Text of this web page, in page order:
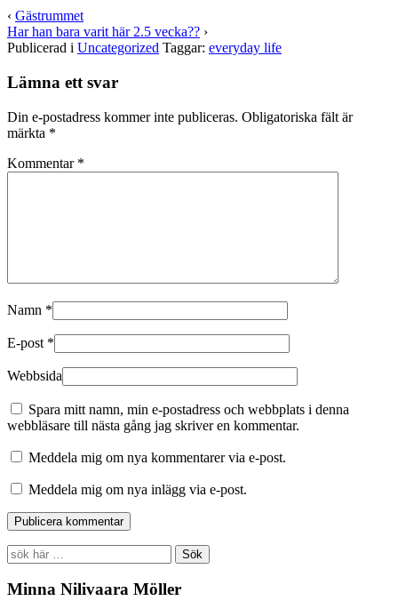
‹ Gästrummet
Har han bara varit här 2.5 vecka?? ›
Publicerad i Uncategorized Taggar: everyday life
Lämna ett svar
Din e-postadress kommer inte publiceras. Obligatoriska fält är
märkta *
Kommentar *
Namn *
E-post *
Webbsida
Spara mitt namn, min e-postadress och webbplats i denna
webbläsare till nästa gång jag skriver en kommentar.
Meddela mig om nya kommentarer via e-post.
Meddela mig om nya inlägg via e-post.
Search
for:
Minna Nilivaara Möller